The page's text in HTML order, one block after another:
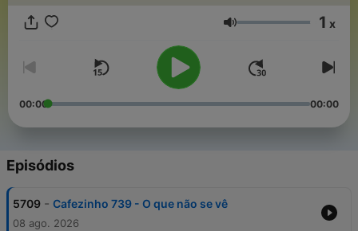
valorizando a liberdade de expressão e semeando a
autonomia de pensamento.
Volume 1 x
00:00 00:00
Episódios
5709 - Cafezinho 739 - O que não se vê
08 ago. 2026